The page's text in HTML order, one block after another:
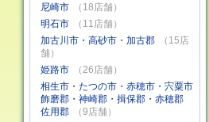
尼崎市
（18店舗）
明石市
（11店舗）
加古川市・高砂市・加古郡
（15店
舗）
姫路市
（26店舗）
相生市・たつの市・赤穂市・宍粟市
飾磨郡・神崎郡・揖保郡・赤穂郡
佐用郡
（9店舗）